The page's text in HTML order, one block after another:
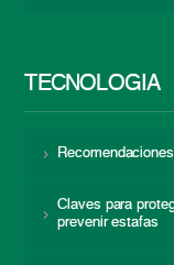
TECNOLOGÍA
Claves para
prevenir estafas